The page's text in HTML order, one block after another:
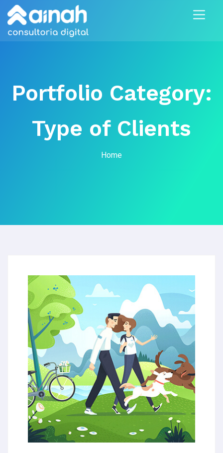
Portfolio Category:
Type of Clients
Home